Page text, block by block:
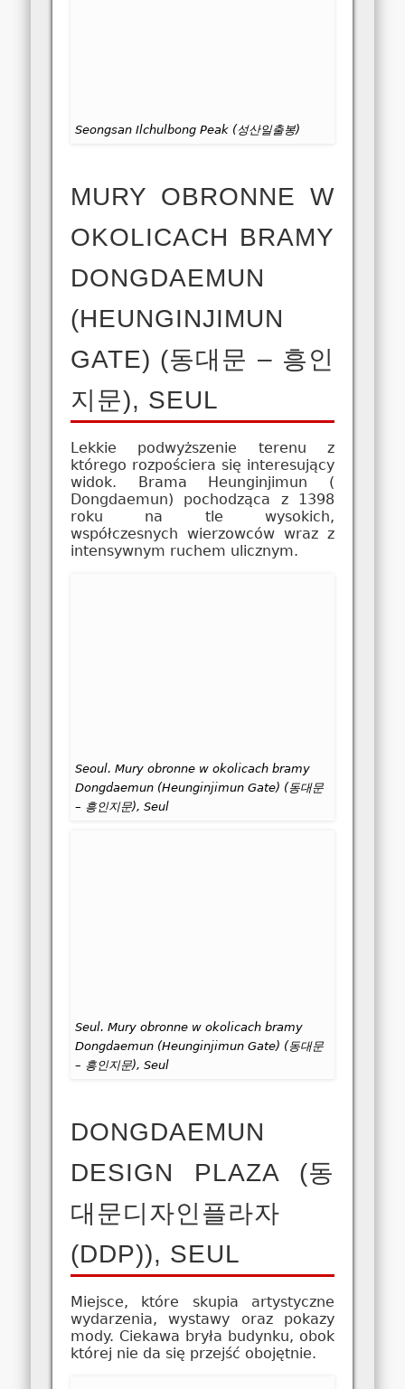
Seongsan Ilchulbong Peak (성산일출봉)
MURY OBRONNE W
OKOLICACH BRAMY
DONGDAEMUN
(HEUNGINJIMUN
GATE) (동대문 – 흥인
지문), SEUL
Lekkie podwyższenie terenu z
którego rozpościera się interesujący
widok. Brama Heunginjimun (
Dongdaemun) pochodząca z 1398
roku na tle wysokich,
współczesnych wierzowców wraz z
intensywnym ruchem ulicznym.
Seoul. Mury obronne w okolicach bramy
Dongdaemun (Heunginjimun Gate) (동대문
– 흥인지문), Seul
Seul. Mury obronne w okolicach bramy
Dongdaemun (Heunginjimun Gate) (동대문
– 흥인지문), Seul
DONGDAEMUN
DESIGN PLAZA (동
대문디자인플라자
(DDP)), SEUL
Miejsce, które skupia artystyczne
wydarzenia, wystawy oraz pokazy
mody. Ciekawa bryła budynku, obok
której nie da się przejść obojętnie.